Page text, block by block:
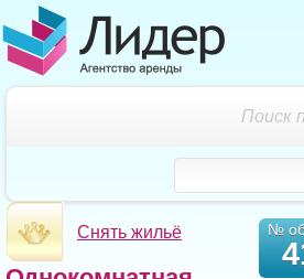
Поиск
Снять жильё №